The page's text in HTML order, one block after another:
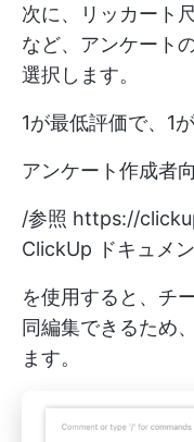
次に、リッカート
など、アンケート
選択します。
1が最低評価で、1
アンケート作成者
/参照 https://
ClickUp ドキュメ
を使用すると、チ
同編集できるため
ます。